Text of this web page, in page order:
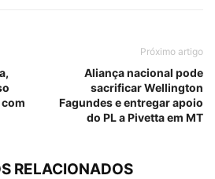
Próximo artigo
Aliança nacional pode
sacrificar Wellington
Fagundes e entregar apoio
do PL a Pivetta em MT
RELACIONADOS